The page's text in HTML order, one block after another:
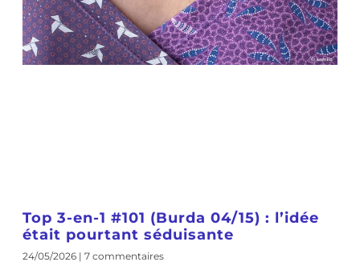
Top 3-en-1 #101 (Burda 04/15) : l’idée
était pourtant séduisante
24/05/2026 7 commentaires